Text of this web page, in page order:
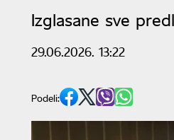
Izglasane sve
29.06.2026. 13:22
Podeli: